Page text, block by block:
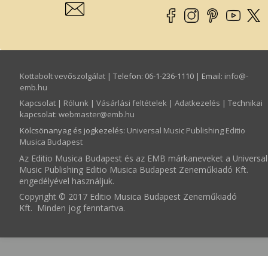
Kottabolt vevőszolgálat | Telefon: 06-1-236-1110 | Email: info­@­
emb.hu
Kapcsolat | Rólunk | Vásárlási feltételek | Adatkezelés | Technikai
kapcsolat: webmaster­@­emb.hu
Kölcsönanyag és jogkezelés: Universal Music Publishing Editio
Musica Budapest
Az Editio Musica Budapest és az EMB márkaneveket a Universal
Music Publishing Editio Musica Budapest Zeneműkiadó Kft.
engedélyével használjuk.
Copyright © 2017 Editio Musica Budapest Zeneműkiadó
Kft. Minden jog fenntartva.